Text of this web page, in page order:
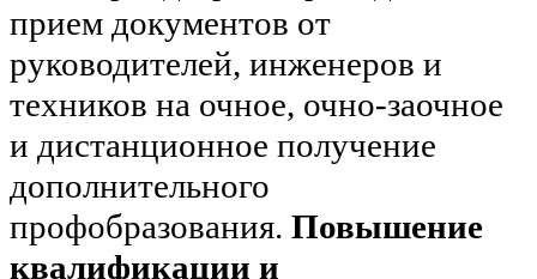
прием документов от
руководителей, инженеров и
техников на очное, очно-заочное
и дистанционное получение
дополнительного
профобразования. Повышение
квалификации и